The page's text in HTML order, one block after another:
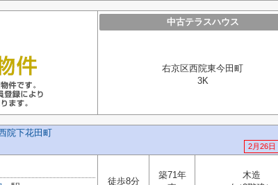
中古テラスハウス
右京区西院東今田町
3K
院下花田町
2月26日
徒歩8分
築71年
木造